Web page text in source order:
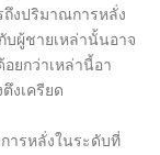
งปริมาณการหลั่ง
บผู้ชายเหล่านั้นอาจ
ยกว่าเหล่านี้อา
งเครียด
ารหลั่งในระดับที่